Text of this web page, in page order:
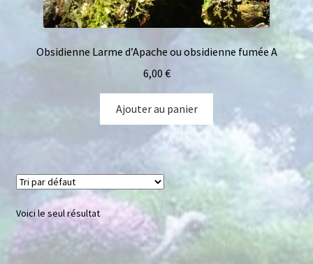
Panier
Obsidienne Larme d’Apache ou obsidienne fumée A
6,00 €
Ajouter au panier
Voici le seul résultat